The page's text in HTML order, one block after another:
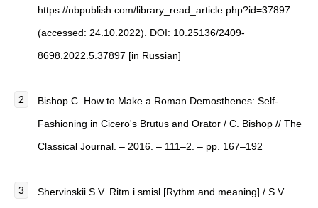
https://nbpublish.com/library_read_article.php?id=37897
(accessed: 24.10.2022). DOI: 10.25136/2409-
8698.2022.5.37897 [in Russian]
Bishop C. How to Make a Roman Demosthenes: Self-
Fashioning in Cicero's Brutus and Orator / C. Bishop // The
Classical Journal. – 2016. – 111–2. – pp. 167–192
Shervinskii S.V. Ritm i smisl [Rythm and meaning] / S.V.